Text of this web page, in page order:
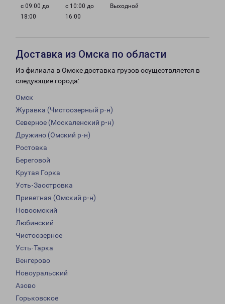
с 09:00 до
18:00
с 10:00 до
16:00
Выходной
Доставка из Омска по области
Из филиала в Омске доставка грузов осуществляется в
следующие города:
Омск
Журавка (Чистоозерный р-н)
Северное (Москаленский р-н)
Дружино (Омский р-н)
Ростовка
Береговой
Крутая Горка
Усть-Заостровка
Приветная (Омский р-н)
Новоомский
Любинский
Чистоозерное
Усть-Тарка
Венгерово
Новоуральский
Азово
Горьковское